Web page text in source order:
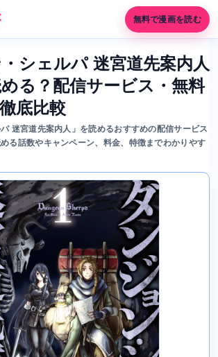
無料で漫画を読む
シェルパ 迷宮道先案内人
る？配信サービス・無料
底比較
パ 迷宮道先案内人」を読めるおすすめの配信サービス
る話数やキャンペーン、料金、特徴までわかりやす